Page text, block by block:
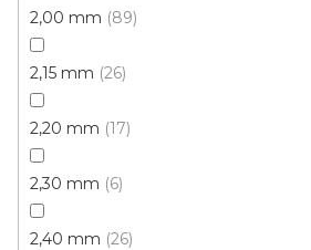
2,00 mm 89
2,15 mm 26
2,20 mm 17
2,30 mm 6
2,40 mm 26